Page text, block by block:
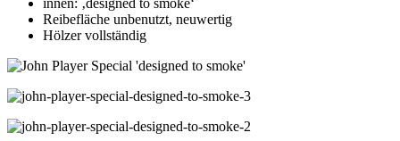
Reibefläche unbenutzt, neuwertig
Hölzer vollständig